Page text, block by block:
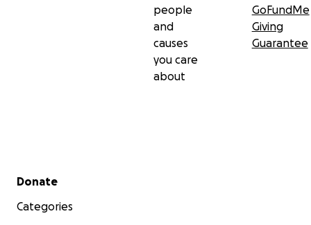
people
and
causes
you care
about
GoFundMe
Giving
Guarantee
Secondary menu
Donate
Categories